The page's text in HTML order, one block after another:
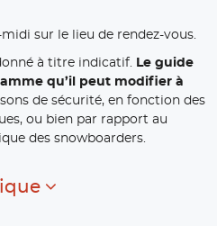
sur le lieu de rendez-vous.
à titre indicatif. Le guide
qu’il peut modifier à
de sécurité, en fonction des
ou bien par rapport au
des snowboarders.